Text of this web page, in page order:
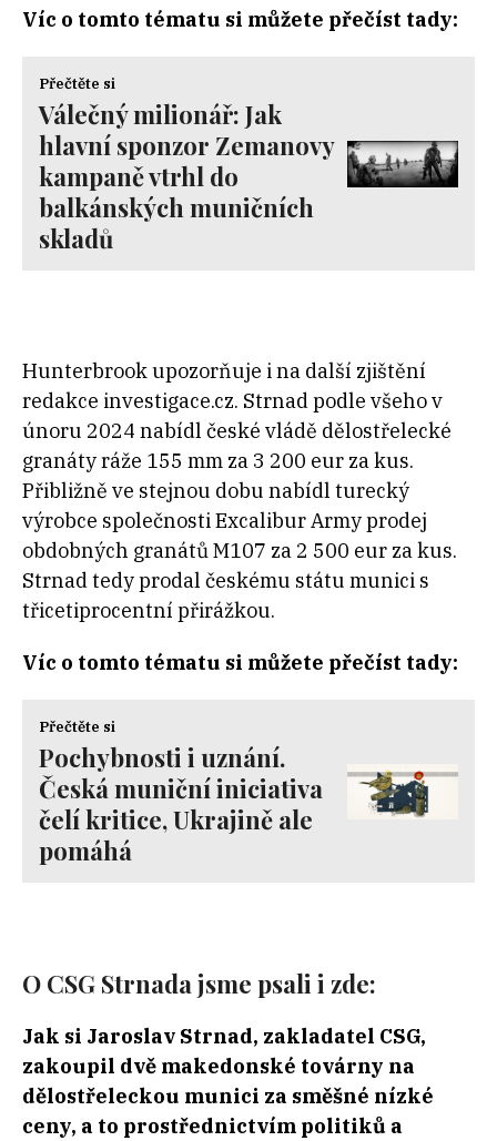
Víc o tomto tématu si můžete přečíst tady:
Přečtěte si
Válečný milionář: Jak
hlavní sponzor Zemanovy
kampaně vtrhl do
balkánských muničních
skladů
Hunterbrook upozorňuje i na další zjištění
redakce investigace.cz. Strnad podle všeho v
únoru 2024 nabídl české vládě dělostřelecké
granáty ráže 155 mm za 3 200 eur za kus.
Přibližně ve stejnou dobu nabídl turecký
výrobce společnosti Excalibur Army prodej
obdobných granátů M107 za 2 500 eur za kus.
Strnad tedy prodal českému státu munici s
třicetiprocentní přirážkou.
Víc o tomto tématu si můžete přečíst tady:
Přečtěte si
Pochybnosti i uznání.
Česká muniční iniciativa
čelí kritice, Ukrajině ale
pomáhá
O CSG Strnada jsme psali i zde:
Jak si Jaroslav Strnad, zakladatel CSG,
zakoupil dvě makedonské továrny na
dělostřeleckou munici za směšné nízké
ceny, a to prostřednictvím politiků a